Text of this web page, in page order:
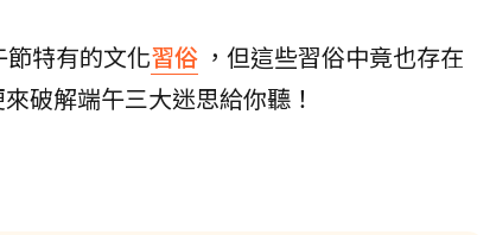
節特有的文化習俗 ，但這些習俗中竟也存在
破解端午三大迷思給你聽！